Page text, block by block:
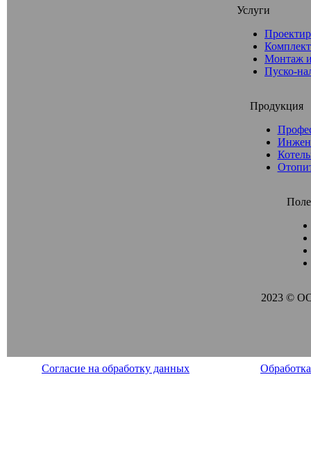
Услуги
Монтаж
Пуско-
Продукция
2023 ©
Согласие на обработку данных